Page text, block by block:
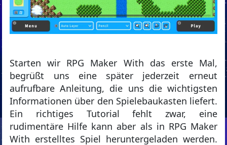
Starten wir RPG Maker With das erste Mal,
begrüßt uns eine später jederzeit erneut
aufrufbare Anleitung, die uns die wichtigsten
Informationen über den Spielebaukasten liefert.
Ein richtiges Tutorial fehlt zwar, eine
rudimentäre Hilfe kann aber als in RPG Maker
With erstelltes Spiel heruntergeladen werden.